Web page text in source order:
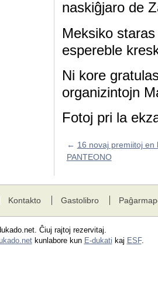
naskiĝjaro de
Meksiko
espereble
Ni kore
organizintojn
Fotoj pri la
← 16 novaj premiitoj en
PANTEONO
Kontakto Gastolibro
Ĉiuj rajtoj rezervitaj.
kunlabore kun E-dukati kaj ESF.